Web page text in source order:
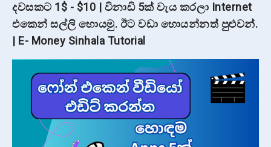
දවසකට 1$ - $10 | විනාඩි 5ක් වැය කරලා Internet
එකෙන් සල්ලි හොයමු. ඊට වඩා හොයන්නත් පුළුවන්.
| E- Money Sinhala Tutorial